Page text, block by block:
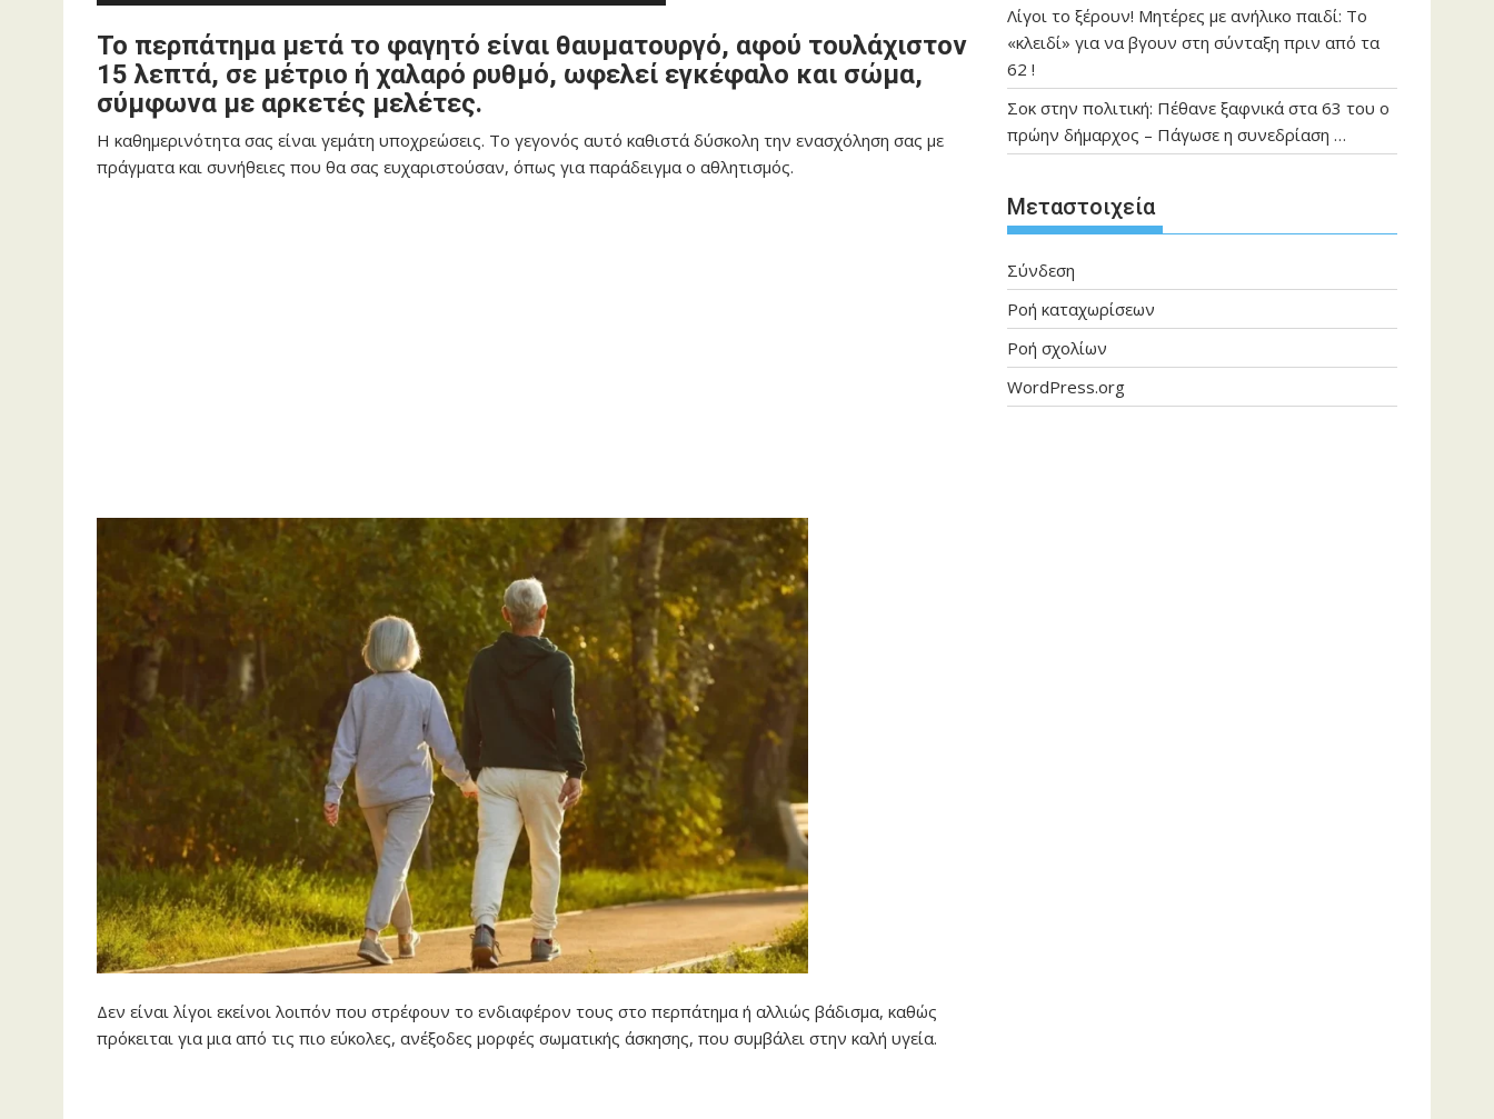
Το περπάτημα μετά το φαγητό είναι θαυματουργό, αφού τουλάχιστον
15 λεπτά, σε μέτριο ή χαλαρό ρυθμό, ωφελεί εγκέφαλο και σώμα,
σύμφωνα με αρκετές μελέτες.
Η καθημερινότητα σας είναι γεμάτη υποχρεώσεις. Το γεγονός αυτό καθιστά δύσκολη την ενασχόληση σας με
πράγματα και συνήθειες που θα σας ευχαριστούσαν, όπως για παράδειγμα ο αθλητισμός.
Δεν είναι λίγοι εκείνοι λοιπόν που στρέφουν το ενδιαφέρον τους στο περπάτημα ή αλλιώς βάδισμα, καθώς
πρόκειται για μια από τις πιο εύκολες, ανέξοδες μορφές σωματικής άσκησης, που συμβάλει στην καλή υγεία.
Λίγοι το ξέρουν! Μητέρες με ανήλικο παιδί: Το
«κλειδί» για να βγουν στη σύνταξη πριν από τα
62 !
Σοκ στην πολιτική: Πέθανε ξαφνικά στα 63 του ο
πρώην δήμαρχος – Πάγωσε η συνεδρίαση …
Μεταστοιχεία
Σύνδεση
Ροή καταχωρίσεων
Ροή σχολίων
WordPress.org